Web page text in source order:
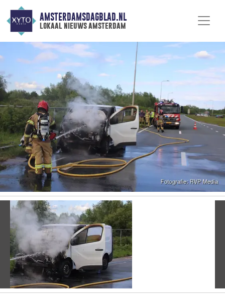
AMSTERDAMSDAGBLAD.NL
lokaal nieuws amsterdam
Vorige